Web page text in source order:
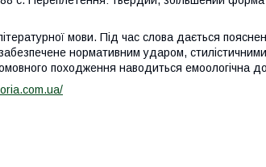
мови. Під час слова дається
нормативним ударом,
походження наводиться емоологічна